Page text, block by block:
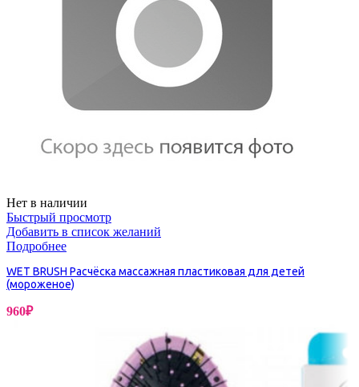
Нет в наличии
Быстрый просмотр
Добавить в список желаний
Подробнее
WET BRUSH Расчёска массажная пластиковая для детей
(мороженое)
960₽